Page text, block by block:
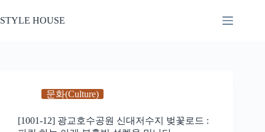
문
STYLE HOUSE
문화(Culture)
[1001-12] 광교호수공원 신대저수지 벚꽃로드 :